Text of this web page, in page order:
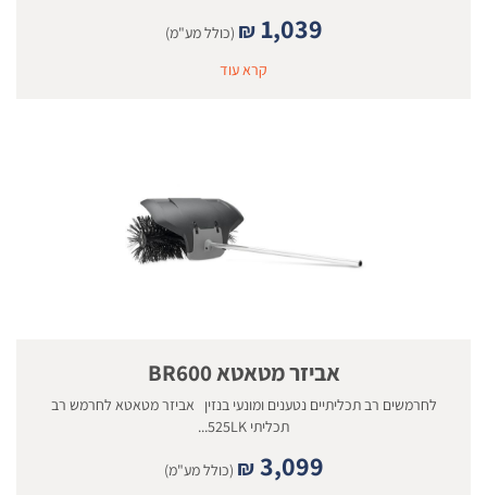
₪ 1,039
(כולל מע"מ)
קרא עוד
אביזר מטאטא BR600
לחרמשים רב תכליתיים נטענים ומונעי בנזין אביזר מטאטא לחרמש רב
תכליתי 525LK...
₪ 3,099
(כולל מע"מ)